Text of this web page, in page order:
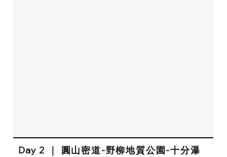
Day 2 ｜ 圓山密道-野柳地質公園-十分瀑